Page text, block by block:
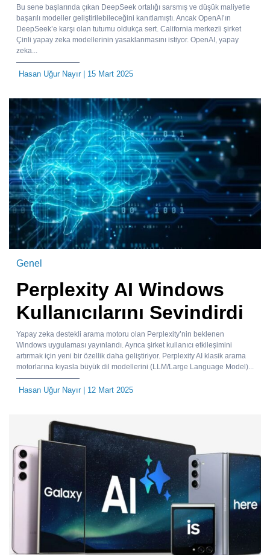
Bu sene başlarında çıkan DeepSeek ortalığı sarsmış ve düşük maliyetle
başarılı modeller geliştirilebileceğini kanıtlamıştı. Ancak OpenAI’ın
DeepSeek’e karşı olan tutumu oldukça sert. California merkezli şirket
Çinli yapay zeka modellerinin yasaklanmasını istiyor. OpenAI, yapay
zeka...
Hasan Uğur Nayır| 15 Mart 2025
Genel
Perplexity AI Windows
Kullanıcılarını Sevindirdi
Yapay zeka destekli arama motoru olan Perplexity’nin beklenen
Windows uygulaması yayınlandı. Ayrıca şirket kullanıcı etkileşimini
artırmak için yeni bir özellik daha geliştiriyor. Perplexity AI klasik arama
motorlarına kıyasla büyük dil modellerini (LLM/Large Language Model)...
Hasan Uğur Nayır| 12 Mart 2025